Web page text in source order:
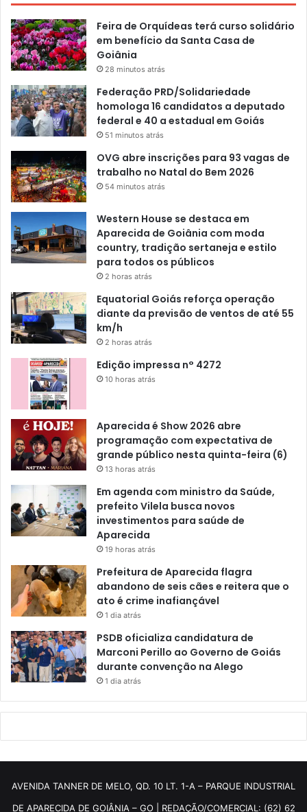
Feira de Orquídeas terá curso solidário
em benefício da Santa Casa de
Goiânia
28 minutos atrás
Federação PRD/Solidariedade
homologa 16 candidatos a deputado
federal e 40 a estadual em Goiás
51 minutos atrás
OVG abre inscrições para 93 vagas de
trabalho no Natal do Bem 2026
54 minutos atrás
Western House se destaca em
Aparecida de Goiânia com moda
country, tradição sertaneja e estilo
para todos os públicos
2 horas atrás
Equatorial Goiás reforça operação
diante da previsão de ventos de até 55
km/h
2 horas atrás
Edição impressa n° 4272
10 horas atrás
Aparecida é Show 2026 abre
programação com expectativa de
grande público nesta quinta-feira (6)
13 horas atrás
Em agenda com ministro da Saúde,
prefeito Vilela busca novos
investimentos para saúde de
Aparecida
19 horas atrás
Prefeitura de Aparecida flagra
abandono de seis cães e reitera que o
ato é crime inafiançável
1 dia atrás
PSDB oficializa candidatura de
Marconi Perillo ao Governo de Goiás
durante convenção na Alego
1 dia atrás
AVENIDA TANNER DE MELO, QD. 10 LT. 1-A – PARQUE INDUSTRIAL
DE APARECIDA DE GOIÂNIA – GO | REDAÇÃO/COMERCIAL: (62) 62